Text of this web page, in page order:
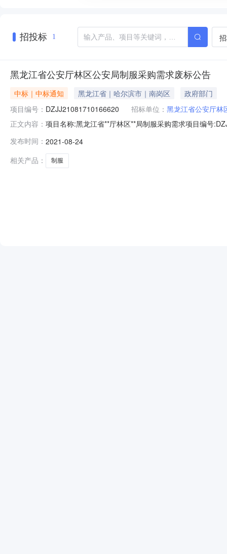
招投标 1
黑龙江省公安厅林区公安局制服采购需求废标公告
中标｜中标通知 黑龙江省｜哈尔滨市｜南岗区
政府部门
项目编号： DZJJ21081710166620 招标单位： 黑龙江省公安厅林
正文内容： 项目名称:黑龙江省**厅林区**局制服采购需求项目编号
作日内签署合同售后服务要求售后服务网点：无具体要
发布时间： 2021-08-24
相关产品：
制服